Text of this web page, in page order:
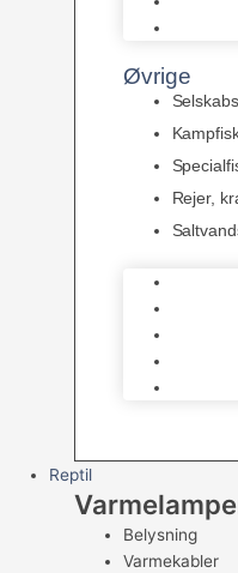
Øvrige
Rejer,
Reptil
Belysning
Varmekabler